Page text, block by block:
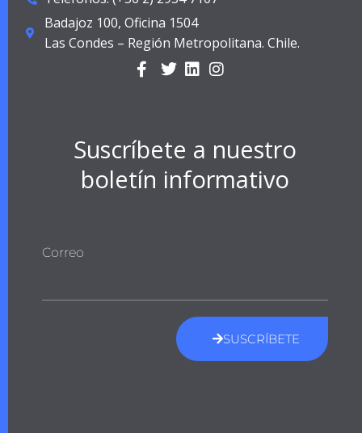
Badajoz 100, Oficina 1504
Las Condes – Región Metropolitana. Chile.
Suscríbete a nuestro
boletín informativo
Correo
SUSCRÍBETE